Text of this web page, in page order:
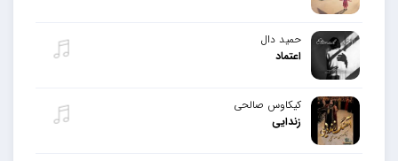
حمید دال
اعتماد
کیکاوس صالحی
زندایی